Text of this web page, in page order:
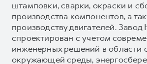
штамповки, сварки, окраски и
производства компонентов, а
производству двигателей. Завод
спроектирован с учетом
инженерных решений в области
окружающей среды,